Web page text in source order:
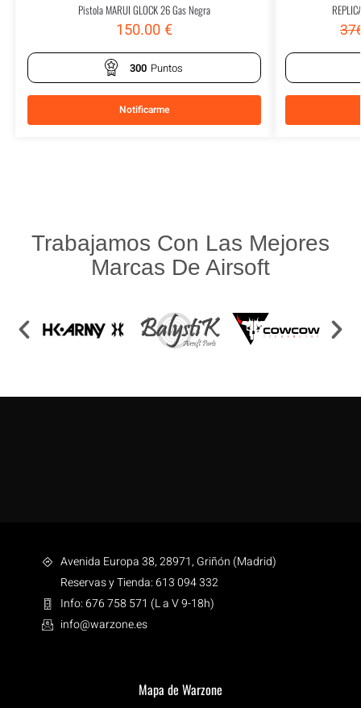
Pistola MARUI GLOCK 26 Gas Negra
150.00€
300 Puntos
Notificarme
Trabajamos Con Las Mejores
Marcas De Airsoft
Avenida Europa 38, 28971, Griñón (Madrid)
Reservas y Tienda: 613 094 332
Info: 676 758 571 (L a V 9-18h)
info@warzone.es
Mapa de Warzone